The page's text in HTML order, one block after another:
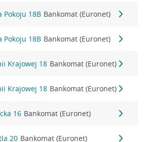
Pokoju 18B Bankomat (Euronet)
Pokoju 18B Bankomat (Euronet)
Krajowej 18 Bankomat (Euronet)
Krajowej 18 Bankomat (Euronet)
16 Bankomat (Euronet)
20 Bankomat (Euronet)